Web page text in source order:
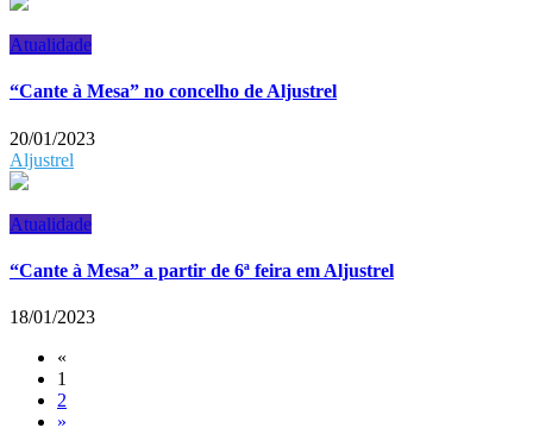
Atualidade
“Cante à Mesa” no concelho de Aljustrel
20/01/2023
Aljustrel
Atualidade
“Cante à Mesa” a partir de 6ª feira em Aljustrel
18/01/2023
«
1
2
»